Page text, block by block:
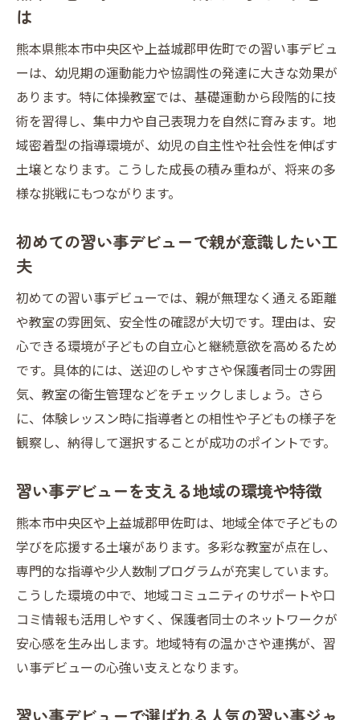
習い事デビューに迷った時の比較ポイント
習い事デビュー前に知りたい教室比較の基
準
熊本で多い習い事ジャンルと特徴の違いを
解説
費用や通いやすさで選ぶ習い事デビューの
秘訣
法
較
熊本の習い事デビュー情報の集め方と活用
術
上益城郡甲佐町で始める幼児の新しい一歩
甲佐町で人気の習い事デビュー教室の傾向
幼児の習い事デビューが地域交流につなが
習い事デビューで甲佐町を選ぶメリットと
体験レッスンで分かる甲佐町の教室の雰囲
気
地域密着型の甲佐町習い事デビュー事例紹
介
幼児の習い事デビューで広がる学びの場
体験レッスン活用で教室の雰囲気を見極める
は
熊本県熊本市中央区や上益城郡甲佐町での習い事デビュ
ーは、幼児期の運動能力や協調性の発達に大きな効果が
あります。特に体操教室では、基礎運動から段階的に技
術を習得し、集中力や自己表現力を自然に育みます。地
域密着型の指導環境が、幼児の自主性や社会性を伸ばす
土壌となります。こうした成長の積み重ねが、将来の多
様な挑戦にもつながります。
初めての習い事デビューで親が意識したい工
夫
初めての習い事デビューでは、親が無理なく通える距離
や教室の雰囲気、安全性の確認が大切です。理由は、安
心できる環境が子どもの自立心と継続意欲を高めるため
です。具体的には、送迎のしやすさや保護者同士の雰囲
気、教室の衛生管理などをチェックしましょう。さら
に、体験レッスン時に指導者との相性や子どもの様子を
観察し、納得して選択することが成功のポイントです。
習い事デビューを支える地域の環境や特徴
熊本市中央区や上益城郡甲佐町は、地域全体で子どもの
学びを応援する土壌があります。多彩な教室が点在し、
専門的な指導や少人数制プログラムが充実しています。
こうした環境の中で、地域コミュニティのサポートや口
コミ情報も活用しやすく、保護者同士のネットワークが
安心感を生み出します。地域特有の温かさや連携が、習
い事デビューの心強い支えとなります。